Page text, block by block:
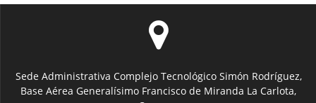
Sede Administrativa Complejo Tecnológico Simón Rodríguez,
Base Aérea Generalísimo Francisco de Miranda La Carlota,